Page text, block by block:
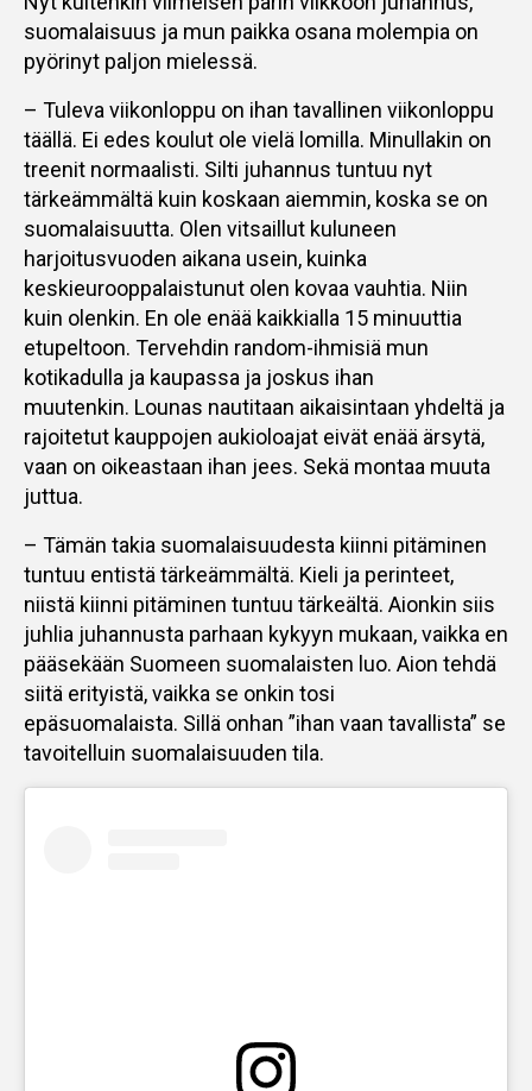
suomalaisuus ja mun paikka osana molempia on
pyörinyt paljon mielessä.
– Tuleva viikonloppu on ihan tavallinen viikonloppu
täällä. Ei edes koulut ole vielä lomilla. Minullakin on
treenit normaalisti. Silti juhannus tuntuu nyt
tärkeämmältä kuin koskaan aiemmin, koska se on
suomalaisuutta. Olen vitsaillut kuluneen
harjoitusvuoden aikana usein, kuinka
keskieurooppalaistunut olen kovaa vauhtia. Niin
kuin olenkin. En ole enää kaikkialla 15 minuuttia
etupeltoon. Tervehdin random-ihmisiä mun
kotikadulla ja kaupassa ja joskus ihan
muutenkin. Lounas nautitaan aikaisintaan yhdeltä ja
rajoitetut kauppojen aukioloajat eivät enää ärsytä,
vaan on oikeastaan ihan jees. Sekä montaa muuta
juttua.
– Tämän takia suomalaisuudesta kiinni pitäminen
tuntuu entistä tärkeämmältä. Kieli ja perinteet,
niistä kiinni pitäminen tuntuu tärkeältä. Aionkin siis
juhlia juhannusta parhaan kykyyn mukaan, vaikka en
pääsekään Suomeen suomalaisten luo. Aion tehdä
siitä erityistä, vaikka se onkin tosi
epäsuomalaista. Sillä onhan ”ihan vaan tavallista” se
tavoitelluin suomalaisuuden tila.